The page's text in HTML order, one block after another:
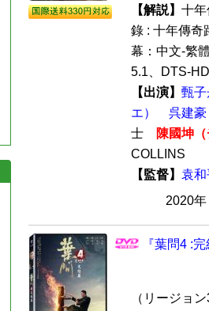
【解説】 十
錄 : 十年傳奇
幕：中文-繁
5.1、DTS-
【出演】 甄子
エ）
呉建豪
士
陳國坤
COLLINS
【監督】 袁和
2020
『葉問4 :
（リージョ